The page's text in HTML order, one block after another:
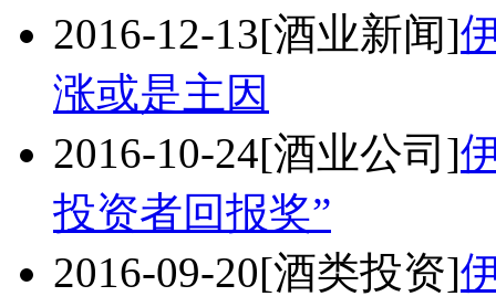
2016-12-13[酒业新闻]
涨或是主因
2016-10-24[酒业公司]
投资者回报奖”
2016-09-20[酒类投资]